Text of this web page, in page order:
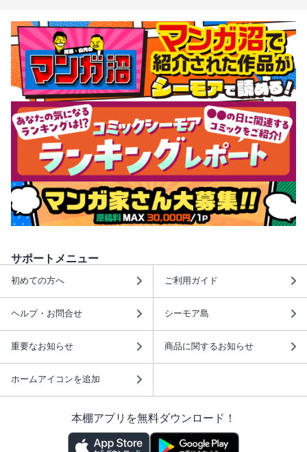
サポートメニュー
初めての方へ ご利用ガイド
ヘルプ・お問合せ シーモア島
重要なお知らせ 商品に関するお知らせ
ホームアイコンを追加
本棚アプリを無料ダウンロード！